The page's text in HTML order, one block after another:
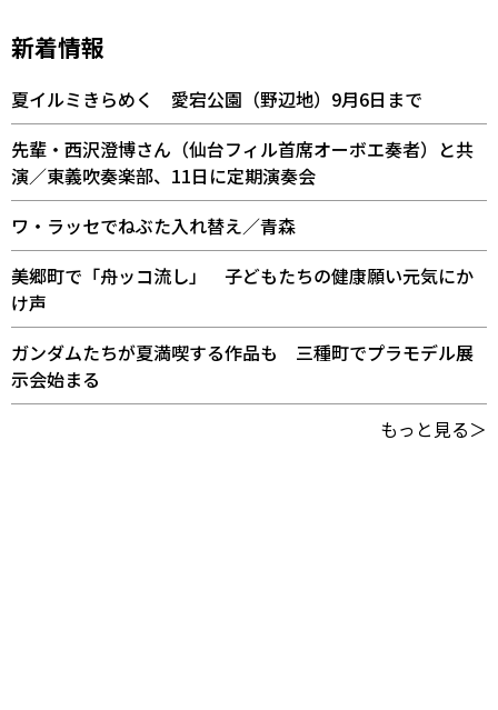
新着情報
夏イルミきらめく 愛宕公園（野辺地）9月6日まで
先輩・西沢澄博さん（仙台フィル首席オーボエ奏者）と共
演／東義吹奏楽部、11日に定期演奏会
ワ・ラッセでねぶた入れ替え／青森
美郷町で「舟ッコ流し」 子どもたちの健康願い元気にか
け声
ガンダムたちが夏満喫する作品も 三種町でプラモデル展
示会始まる
もっと見る＞